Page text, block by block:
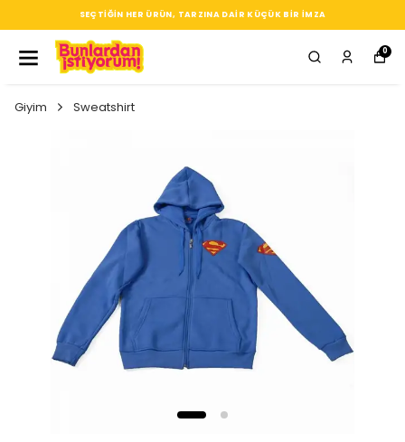
SEÇTIĞIN HER ÜRÜN, TARZINA DAIR KÜÇÜK BIR IMZA
0
Giyim Sweatshirt